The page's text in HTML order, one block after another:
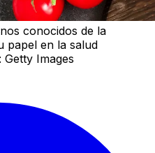
conocidos de la
papel en la salud
Images